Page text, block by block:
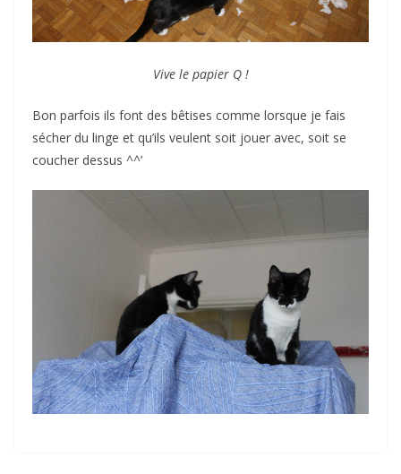
Vive le papier Q !
Bon parfois ils font des bêtises comme lorsque je fais
sécher du linge et qu’ils veulent soit jouer avec, soit se
coucher dessus ^^’